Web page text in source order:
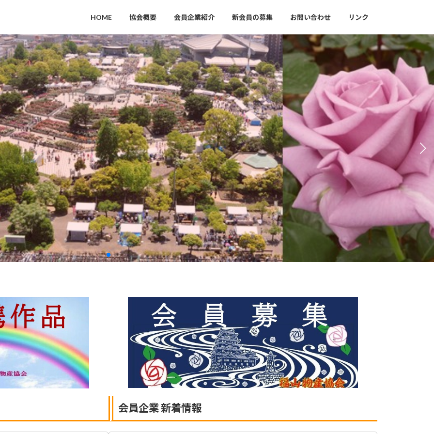
HOME 協会概要 会員企業紹介 新会員の募集 お問い合わせ リンク
全国唯一といわれる天守閣北側鉄板張り
2022年8月28日を「福山城築城記念日」と
して一般社団法人日本記念日協会に
正式登録されました。
築城日を記念日として登録されたの
は、福山城が日本で初めてになりま
す。
会員企業 新着情報